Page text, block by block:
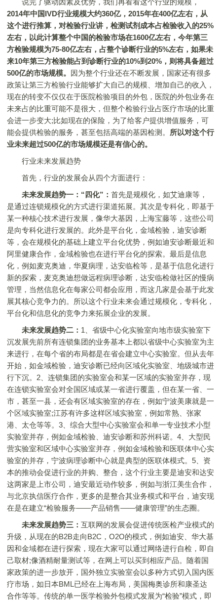
说完了驱动因素及优势，我们再看看这个行业的规模，
2014年中国IVD行业规模大约360亿，2015年在400亿左右，从
这个进行推算，对检验行业讲，检测试剂成本占检验收入的25%
左右，以此计算整个中国的检验市场在1600亿左右，今年第三
方检验规模为75-80亿左右，占整个诊断行业的5%左右，如果未
来10年第三方检验能占到诊断行业的10%到20%，则将具备超过
500亿的市场规模。 因为整个行业还在不断发展，国家还有很多
政策让第三方检验行业能够扩大自己的规模、增加自己的收入，
现在的转变不仅仅在于医院检验项目的外包，医院的外包业务在
未来占的比重可能不是很大，但整个检验行业占医疗市场的比重
会进一步变大;比如现在的保险，为了给客户提供增值服务，可
能会提供检验的服务，甚至包括高端的基因检测。 所以对这个行
业未来超过500亿的市场规模还是有信心的。
行业未来发展趋势
首先，行业的发展会从四个方面进行：
未来发展趋势一：“四化”： 首先是规模化，如艾迪康等，
是通过连锁规模化的方式进行渠道拓展。其次是专科化，即基于
某一种核心技术进行发展，像华大基因，上海宝藤等，这些公司
是向专科化进行发展的。此外是平台化，金域检验，迪安诊断
等，会在规模化的基础上建立平台化优势，例如迪安诊断最近和
阿里健康合作，金域检验也在进行平台化的探索。最后是信息
化，例如麦克奥迪，华夏病理，达安临检等，是基于信息化进行
新的探索，麦克奥迪想做远程病理诊断，达安临检做社区的慢病
管理，当然信息化在每家公司都会应用，而这几家是会基于此发
展其核心竞争力的。所以这个行业未来会通过规模化，专科化，
平台化和信息化的竞争力来拓展企业的发展。
未来发展趋势二： 1、省级中心化实验室向地市级实验室下
沉发展先前所有连锁集团的业务基本上都以省级中心实验室为主
来进行，在每个省的布局都是在省会建立中心实验室。但从去年
开始，如金域检验，迪安诊断已经向区域化实验室、地级城市进
行下沉。2、连锁集团的实验室会和某一区域的实验室并存，现
在连锁实验室会对全国区域或某一省进行覆盖，但在某一省、一
市，甚至一县，还会有区域实验室的存在，例如宁波美康就是一
个区域实验室;江苏有许多这样区域实验室，例如常熟、张家
港、太仓等等。3、综合大型中心实验室会和单一专业技术小型
实验室并存，例如金域检验、迪安诊断和苏州科诺。4、大型民
营实验室和区域中心实验室并存，例如金域检验和医联体中心实
验室的并存，宁波病理诊断中心就是典型的医联体模式。5、资
本的推动会促进行业的并购、整合，这个行业主要是迪安和达安
这两家是上市公司，迪安最近动作较多，例如与浙江美生合作，
与北京执信医疗合作，更多的是整合其业务模式和平台，迪安现
在是在建立“检验服务——产品销售——健康管理”的生态圈。
未来发展趋势三： 互联网的发展会促进传统医检产业模式的
升级，从现在的B2B走向B2C，O2O的模式，例如迪安、华大基
因和金域都在进行探索，现在大家可以通过网络进行自检，即自
己取材;像酒精耐量测试等，在网上可以买到相应产品。随着国
家政策的进一步放开，国外独立实验室会以多种方式切入国内医
疗市场，如日本BML已经在上海布局，美国梅奥诊所和康圣达
合作等等。传统的单一医学检验外包模式发展为“检验”模式，即